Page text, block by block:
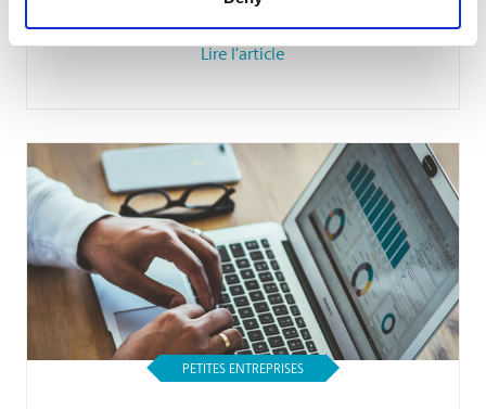
stratégie de votre petite entreprise
Lire l'article
PETITES ENTREPRISES